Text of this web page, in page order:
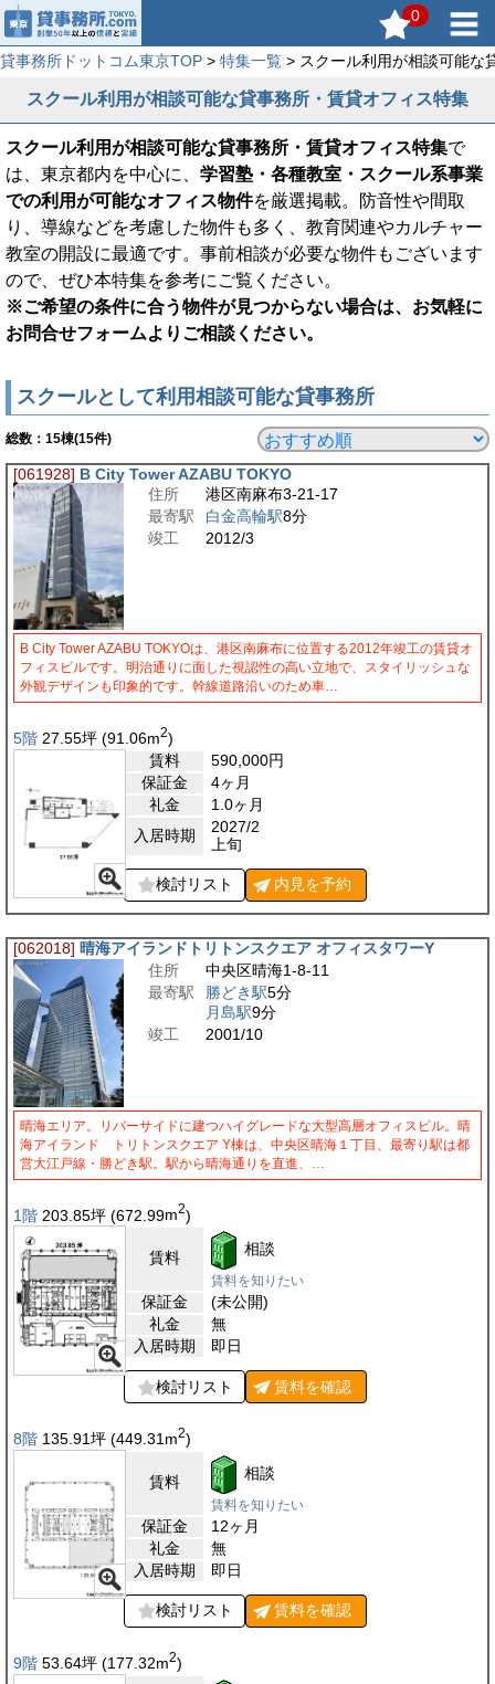
0
貸事務所ドットコム東京TOP > 特集一覧 > スクール利用が相談可能な
スクール利用が相談可能な貸事務所・賃貸オフィス特集
スクール利用が相談可能な貸事務所・賃貸オフィス特集で
は、東京都内を中心に、 学習塾・各種教室・スクール系事業
での利用が可能なオフィス物件を厳選掲載。防音性や間取
り、導線などを考慮した物件も多く、教育関連やカルチャー
教室の開設に最適です。事前相談が必要な物件もございます
ので、ぜひ本特集を参考にご覧ください。
※ご希望の条件に合う物件が見つからない場合は、お気軽に
お問合せフォームよりご相談ください。
スクールとして利用相談可能な貸事務所
総数： 15棟(15件)
[061928] B City Tower AZABU TOKYO
住所
港区南麻布3-21-17
最寄駅
白金高輪駅8分
竣工
2012/3
B City Tower AZABU TOKYOは、港区南麻布に位置する2012年竣工の賃貸オ
フィスビルです。明治通りに面した視認性の高い立地で、スタイリッシュな
外観デザインも印象的です。幹線道路沿いのため車…
5階 27.55坪 (91.06m2)
賃料
590,000円
保証金
4ヶ月
礼金
1.0ヶ月
入居時期
2027/2
上旬
検討リスト 内見を予約
[062018] 晴海アイランドトリトンスクエア オフィスタワーY
住所
中央区晴海1-8-11
最寄駅
勝どき駅5分
月島駅9分
竣工
2001/10
晴海エリア。リバーサイドに建つハイグレードな大型高層オフィスビル。晴
海アイランド トリトンスクエア Y棟は、中央区晴海１丁目、最寄り駅は都
営大江戸線・勝どき駅。駅から晴海通りを直進、…
1階 203.85坪 (672.99m2)
賃料 相談
賃料を知りたい
保証金
(未公開)
礼金
無
入居時期
即日
検討リスト 賃料を確認
8階 135.91坪 (449.31 m2)
賃料 相談
賃料を知りたい
保証金
12ヶ月
礼金
無
入居時期
即日
検討リスト 賃料を確認
9階 53.64坪 (177.32m2)